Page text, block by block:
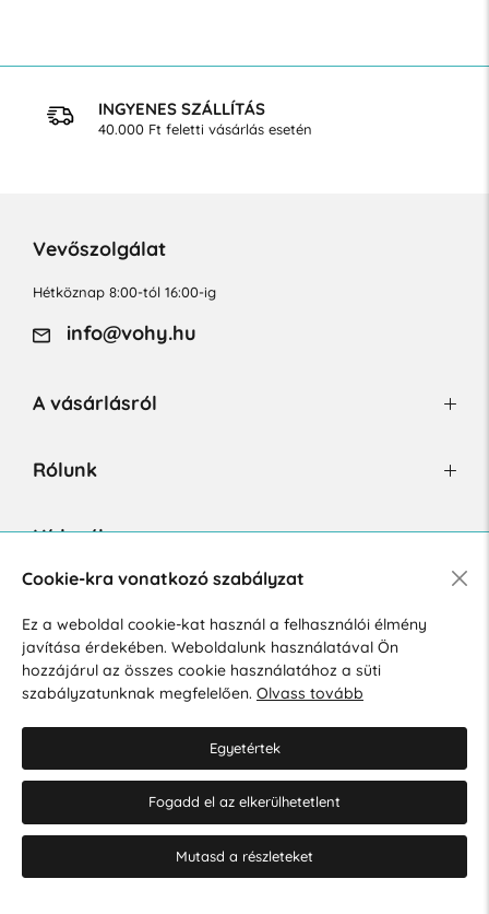
INGYENES SZÁLLÍTÁS
40.000 Ft feletti vásárlás esetén
Vevőszolgálat
Hétköznap 8:00-tól 16:00-ig
info@vohy.hu
A vásárlásról
Rólunk
Hírlevél
Hozzájárulok a személyes adatok marketing célú kezeléséhez.
Személyes adatok védelmére vonatkozó szabályzat.
Cookie-beállítások szerkesztése
Cookie-kra vonatkozó szabályzat
Ez a weboldal cookie-kat használ a felhasználói élmény
javítása érdekében. Weboldalunk használatával Ön
hozzájárul az összes cookie használatához a süti
szabályzatunknak megfelelően. Olvass tovább
Egyetértek
Fogadd el az elkerülhetetlent
Mutasd a részleteket